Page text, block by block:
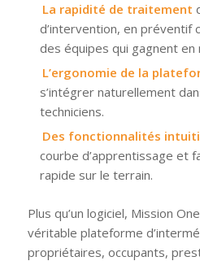
La rapidité de traitement
d’intervention, en préventif
des équipes qui gagnent en
L’ergonomie de la
s’intégrer naturellement
techniciens.
Des fonctionnalités
courbe d’apprentissage et
rapide sur le terrain.
Plus qu’un logiciel, Mission
véritable plateforme
propriétaires, occupants,